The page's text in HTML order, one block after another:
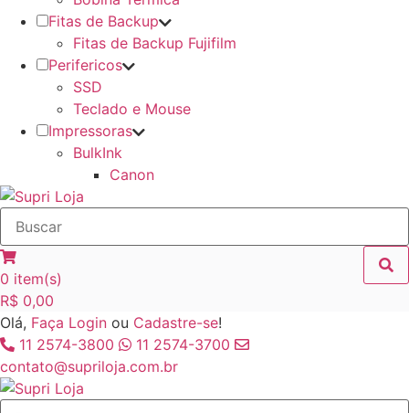
Fitas de Backup
Fitas de Backup Fujifilm
Perifericos
SSD
Teclado e Mouse
Impressoras
BulkInk
Canon
0 item(s)
R$ 0,00
Olá, Faça Login ou Cadastre-se!
11 2574-3800
11 2574-3700
contato@supriloja.com.br